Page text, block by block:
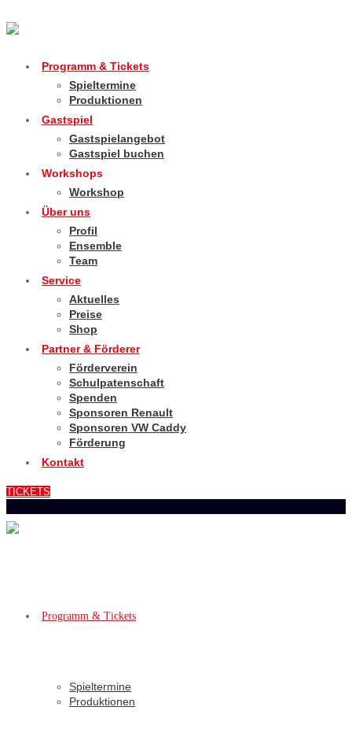
Programm & Tickets
Spieltermine
Produktionen
Gastspiel
Gastspielangebot
Gastspiel buchen
Workshops
Workshop
Über uns
Profil
Ensemble
Team
Service
Aktuelles
Preise
Shop
Partner & Förderer
Förderverein
Schulpatenschaft
Spenden
Sponsoren Renault
Sponsoren VW Caddy
Förderung
Kontakt
TICKETS
Programm & Tickets
Spieltermine
Produktionen